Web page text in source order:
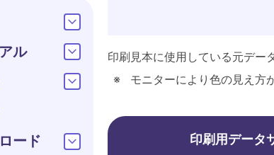
ル
ード
印刷見本に使用している元デー
モニターにより色の見え方
印刷用データ